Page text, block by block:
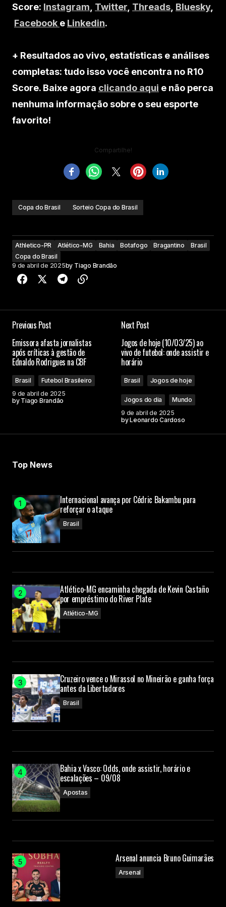
Score: Instagram Twitter Threads Bluesky,
Facebook e Linkedin.
+ Resultados ao vivo, estatísticas e análises
completas: tudo isso você encontra no R10
Score. Baixe agora clicando aqui e não perca
nenhuma informação sobre o seu esporte
favorito!
Compartilhe!
Copa do Brasil Sorteio Copa do Brasil
Athletico-PR Atlético-MG Bahia Botafogo Bragantino
Brasil
Copa do Brasil
9 de abril de 2025by Tiago Brandão
Previous Post
Emissora afasta jornalistas
após críticas à gestão de
Ednaldo Rodrigues na CBF
Brasil
Futebol Brasileiro
9 de abril de 2025
by Tiago Brandão
Next Post
Jogos de hoje (10/03/25) ao
vivo de futebol: onde assistir e
horário
Brasil Jogos de hoje
Jogos do dia
Mundo
9 de abril de 2025
byLeonardo Cardoso
Top News
Internacional avança por Cédric Bakambu para
reforçar o ataque
Brasil
Atlético-MG encaminha chegada de Kevin Castaño
por empréstimo do River Plate
Atlético-MG
Cruzeiro vence o Mirassol no Mineirão e ganha força
antes da Libertadores
Brasil
Bahia x Vasco: Odds, onde assistir, horário e
escalações – 09/08
Apostas
Arsenal anuncia Bruno Guimarães
Arsenal